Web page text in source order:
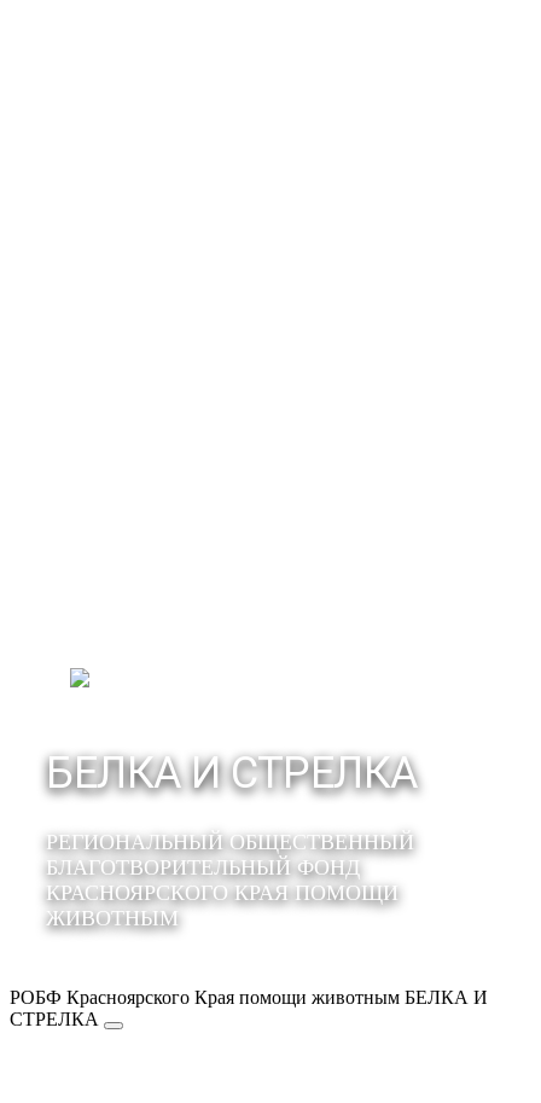
БЕЛКА И СТРЕЛКА
РЕГИОНАЛЬНЫЙ ОБЩЕСТВЕННЫЙ
БЛАГОТВОРИТЕЛЬНЫЙ ФОНД
КРАСНОЯРСКОГО КРАЯ ПОМОЩИ
ЖИВОТНЫМ
РОБФ Красноярского Края помощи животным БЕЛКА И
СТРЕЛКА